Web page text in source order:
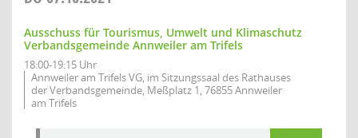
Ausschuss für Tourismus, Umwelt und Klimaschutz
Verbandsgemeinde Annweiler am Trifels
18:00-19:15 Uhr
Annweiler am Trifels VG, im Sitzungssaal des Rathauses
der Verbandsgemeinde, Meßplatz 1, 76855 Annweiler
am Trifels